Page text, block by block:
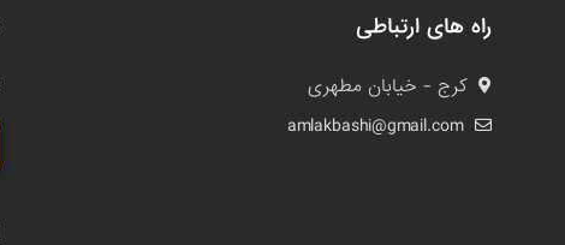
راه های ارتباطی
کرج - خیابان مطهری
amlakbashi@gmail.com